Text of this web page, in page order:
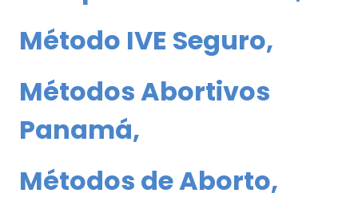
Método IVE Seguro,
Métodos Abortivos
Panamá,
Métodos de Aborto,